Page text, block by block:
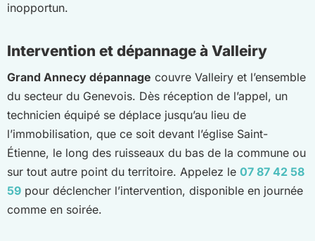
inopportun.
Intervention et dépannage à Valleiry
Grand Annecy dépannage couvre Valleiry et l’ensemble
du secteur du Genevois. Dès réception de l’appel, un
technicien équipé se déplace jusqu’au lieu de
l’immobilisation, que ce soit devant l’église Saint-
Étienne, le long des ruisseaux du bas de la commune ou
sur tout autre point du territoire. Appelez le 07 87 42 58
59 pour déclencher l’intervention, disponible en journée
comme en soirée.